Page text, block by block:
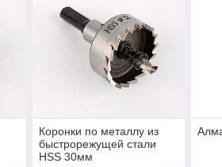
Коронки по металлу из
быстрорежущей стали
HSS 30мм